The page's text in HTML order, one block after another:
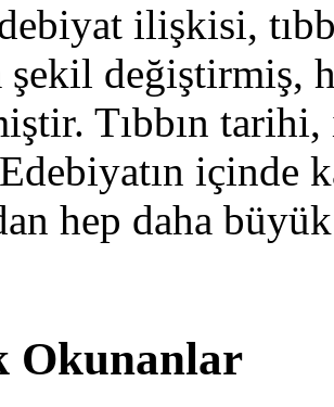
ilişkisi,
şekil değiştirmiş,
Tıbbın
içinde
hep daha
Okunanlar